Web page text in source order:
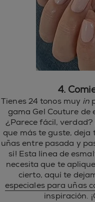
4.
Tienes 24 tonos muy in
gama Gel Couture de
¿Parece fácil, verdad?
que más te guste, deja
uñas entre pasada y
sí! Esta línea de
necesita que te
cierto, aquí te
especiales para uñas
inspiración.